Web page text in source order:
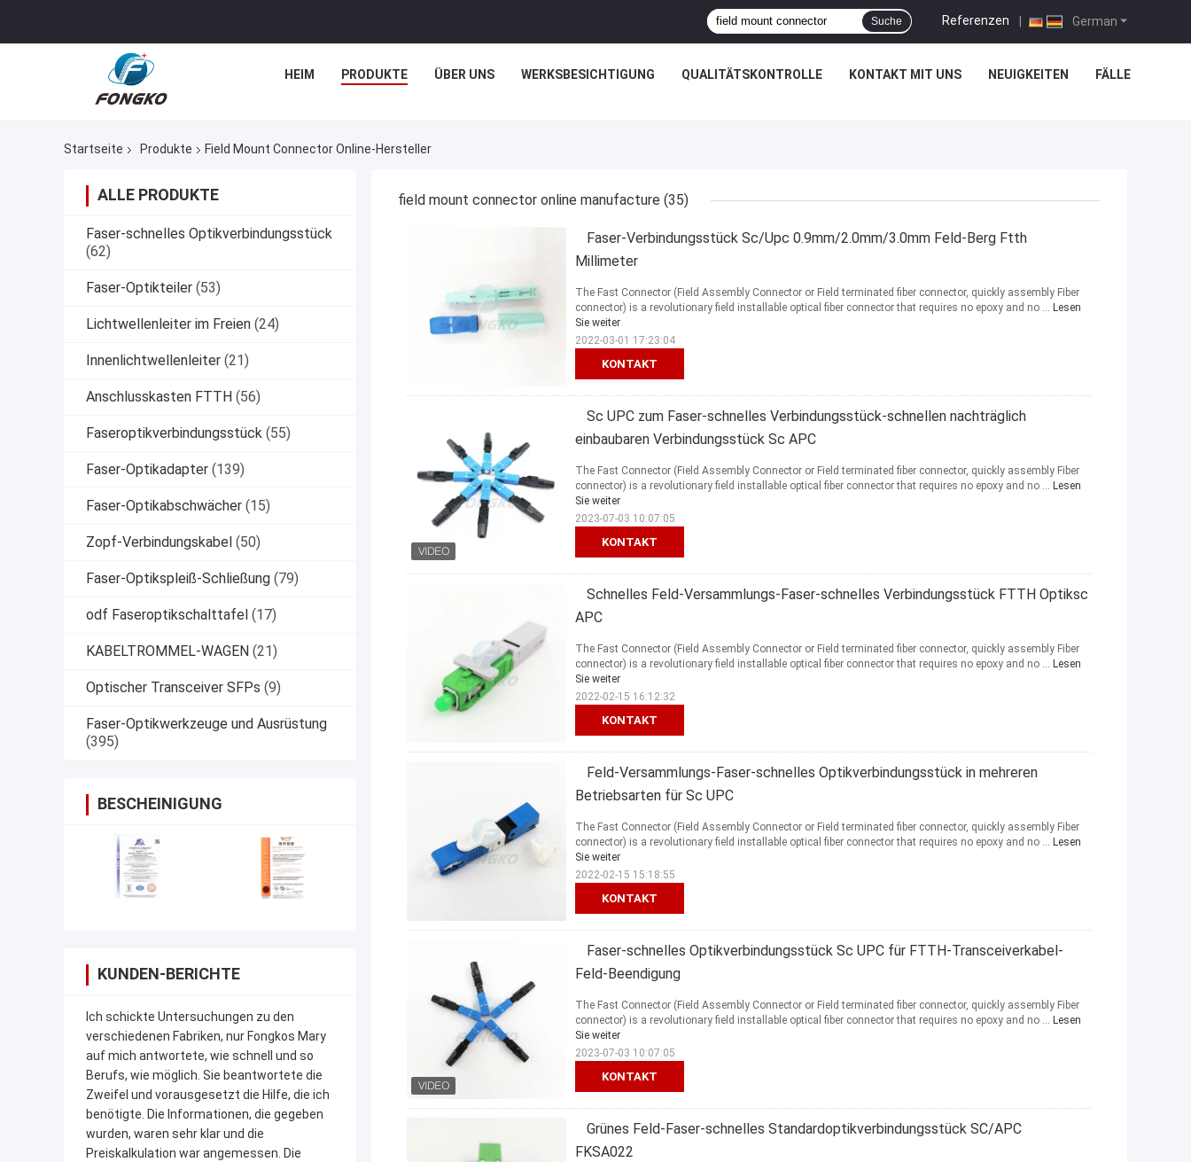
German
Referenzen |
Suche
HEIM PRODUKTE ÜBER UNS WERKSBESICHTIGUNG QUALITÄTSKONTROLLE KONTAKT MIT UNS NEUIGKEITEN FÄLLE
Startseite Produkte Field Mount Connector Online-Hersteller
ALLE PRODUKTE
Faser-schnelles Optikverbindungsstück
(62)
Faser-Optikteiler (53)
Lichtwellenleiter im Freien (24)
Innenlichtwellenleiter (21)
Anschlusskasten FTTH (56)
Faseroptikverbindungsstück (55)
Faser-Optikadapter (139)
Faser-Optikabschwächer (15)
Zopf-Verbindungskabel (50)
Faser-Optikspleiß-Schließung (79)
odf Faseroptikschalttafel (17)
KABELTROMMEL-WAGEN (21)
Optischer Transceiver SFPs (9)
Faser-Optikwerkzeuge und Ausrüstung
(395)
BESCHEINIGUNG
KUNDEN-BERICHTE
Ich schickte Untersuchungen zu den
verschiedenen Fabriken, nur Fongkos Mary
auf mich antwortete, wie schnell und so
Berufs, wie möglich. Sie beantwortete die
Zweifel und vorausgesetzt die Hilfe, die ich
benötigte. Die Informationen, die gegeben
wurden, waren sehr klar und die
Preiskalkulation war angemessen. Die
field mount connector online manufacture (35)
Faser-Verbindungsstück Sc/Upc 0.9mm/2.0mm/3.0mm Feld-Berg Ftth
Millimeter
KONTAKT
The Fast Connector (Field Assembly Connector or Field terminated fiber connector, quickly assembly Fiber
connector) is a revolutionary field installable optical fiber connector that requires no epoxy and no ... Lesen
Sie weiter
2022-03-01 17:23:04
Sc UPC zum Faser-schnelles Verbindungsstück-schnellen nachträglich
einbaubaren Verbindungsstück Sc APC
KONTAKT
The Fast Connector (Field Assembly Connector or Field terminated fiber connector, quickly assembly Fiber
connector) is a revolutionary field installable optical fiber connector that requires no epoxy and no ... Lesen
Sie weiter
2023-07-03 10:07:05
Schnelles Feld-Versammlungs-Faser-schnelles Verbindungsstück FTTH Optiksc
APC
KONTAKT
The Fast Connector (Field Assembly Connector or Field terminated fiber connector, quickly assembly Fiber
connector) is a revolutionary field installable optical fiber connector that requires no epoxy and no ... Lesen
Sie weiter
2022-02-15 16:12:32
Feld-Versammlungs-Faser-schnelles Optikverbindungsstück in mehreren
Betriebsarten für Sc UPC
KONTAKT
The Fast Connector (Field Assembly Connector or Field terminated fiber connector, quickly assembly Fiber
connector) is a revolutionary field installable optical fiber connector that requires no epoxy and no ... Lesen
Sie weiter
2022-02-15 15:18:55
Faser-schnelles Optikverbindungsstück Sc UPC für FTTH-Transceiverkabel-
Feld-Beendigung
KONTAKT
The Fast Connector (Field Assembly Connector or Field terminated fiber connector, quickly assembly Fiber
connector) is a revolutionary field installable optical fiber connector that requires no epoxy and no ... Lesen
Sie weiter
2023-07-03 10:07:05
Grünes Feld-Faser-schnelles Standardoptikverbindungsstück SC/APC
FKSA022